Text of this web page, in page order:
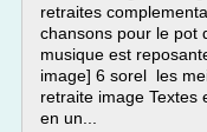
retraites
chansons pour le pot
musique est
image] 6 sorel les
retraite image Textes
en un...